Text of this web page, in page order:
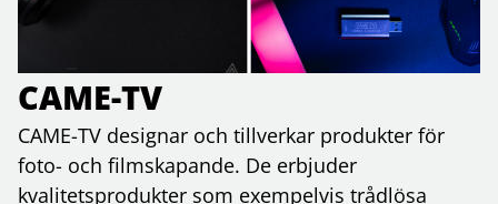
CAME-TV
CAME-TV designar och tillverkar produkter för
foto- och filmskapande. De erbjuder
kvalitetsprodukter som exempelvis trådlösa